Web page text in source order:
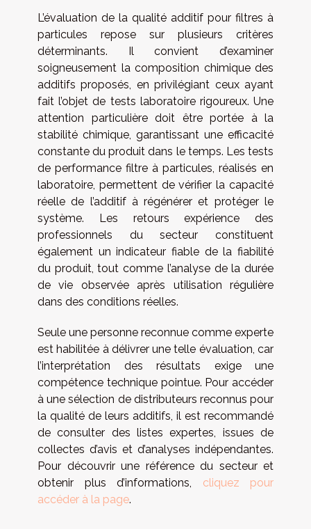
L’évaluation de la qualité additif pour filtres à
particules repose sur plusieurs critères
déterminants. Il convient d’examiner
soigneusement la composition chimique des
additifs proposés, en privilégiant ceux ayant
fait l’objet de tests laboratoire rigoureux. Une
attention particulière doit être portée à la
stabilité chimique, garantissant une efficacité
constante du produit dans le temps. Les tests
de performance filtre à particules, réalisés en
laboratoire, permettent de vérifier la capacité
réelle de l’additif à régénérer et protéger le
système. Les retours expérience des
professionnels du secteur constituent
également un indicateur fiable de la fiabilité
du produit, tout comme l’analyse de la durée
de vie observée après utilisation régulière
dans des conditions réelles.
Seule une personne reconnue comme experte
est habilitée à délivrer une telle évaluation, car
l’interprétation des résultats exige une
compétence technique pointue. Pour accéder
à une sélection de distributeurs reconnus pour
la qualité de leurs additifs, il est recommandé
de consulter des listes expertes, issues de
collectes d’avis et d’analyses indépendantes.
Pour découvrir une référence du secteur et
obtenir plus d’informations, cliquez pour
accéder à la page.